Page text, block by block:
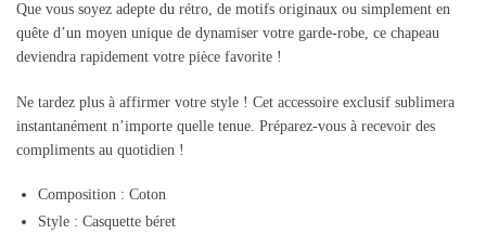
Que vous soyez adepte du rétro, de motifs originaux ou simplement en
quête d’un moyen unique de dynamiser votre garde-robe, ce chapeau
deviendra rapidement votre pièce favorite !
Ne tardez plus à affirmer votre style ! Cet accessoire exclusif sublimera
instantanément n’importe quelle tenue. Préparez-vous à recevoir des
compliments au quotidien !
Composition : Coton
Style : Casquette béret